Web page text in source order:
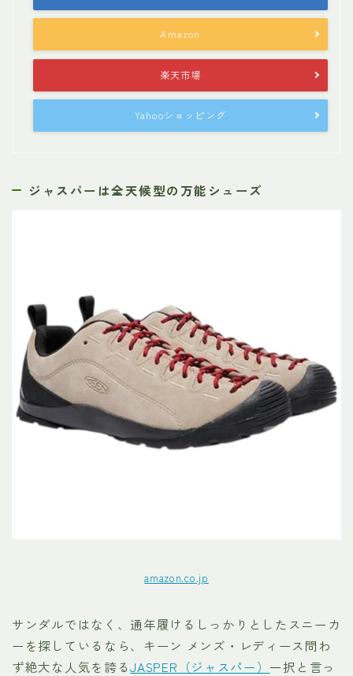
Amazon
楽天市場
Yahooショッピング
ジャスパーは全天候型の万能シューズ
amazon.co.jp
サンダルではなく、通年履けるしっかりとしたスニーカ
ーを探しているなら、キーン メンズ・レディース問わ
ず絶大な人気を誇るJASPER（ジャスパー） 一択と言っ